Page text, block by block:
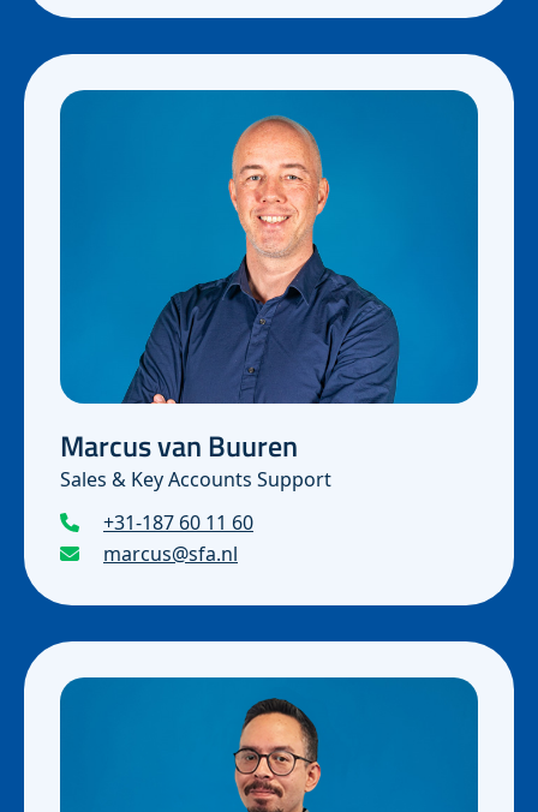
Marcus van Buuren
Sales & Key Accounts Support
+31-187 60 11 60
marcus@sfa.nl